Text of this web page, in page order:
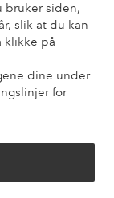
bruker siden,
slik at du kan
klikke på
dine under
for